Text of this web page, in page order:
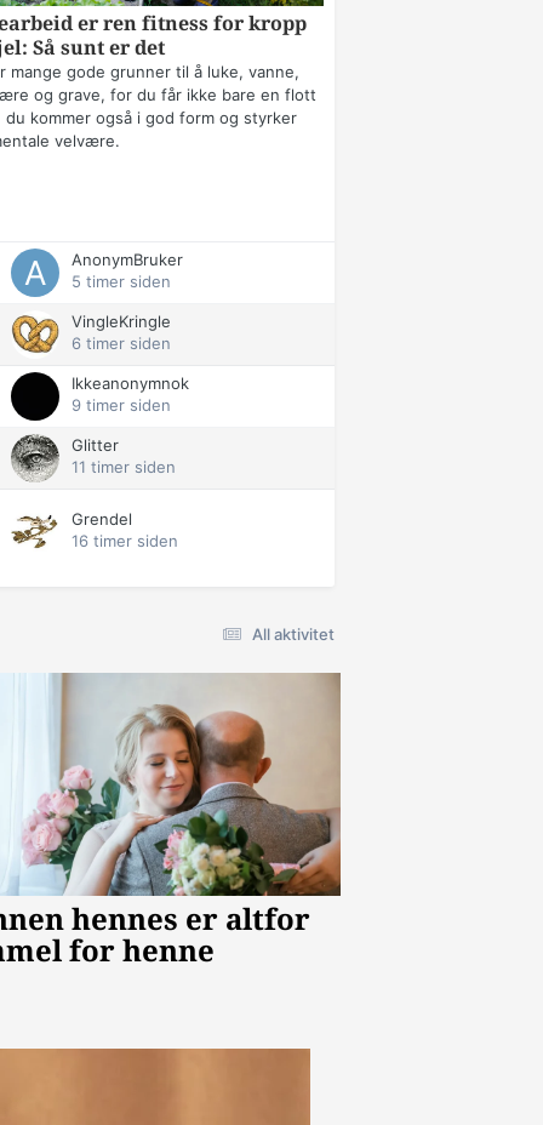
er ren fitness for kropp
Så sunt er det
mange gode grunner til å luke, vanne,
og grave, for du får ikke bare en flott
du kommer også i god form og styrker
velvære.
AnonymBruker
5 timer siden
VingleKringle
6 timer siden
Ikkeanonymnok
9 timer siden
Glitter
11 timer siden
Grendel
16 timer siden
All aktivitet